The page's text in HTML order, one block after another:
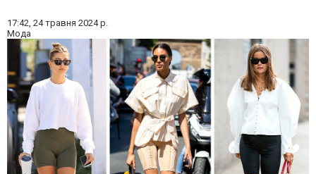
17:42, 24 травня 2024 р.
Мода